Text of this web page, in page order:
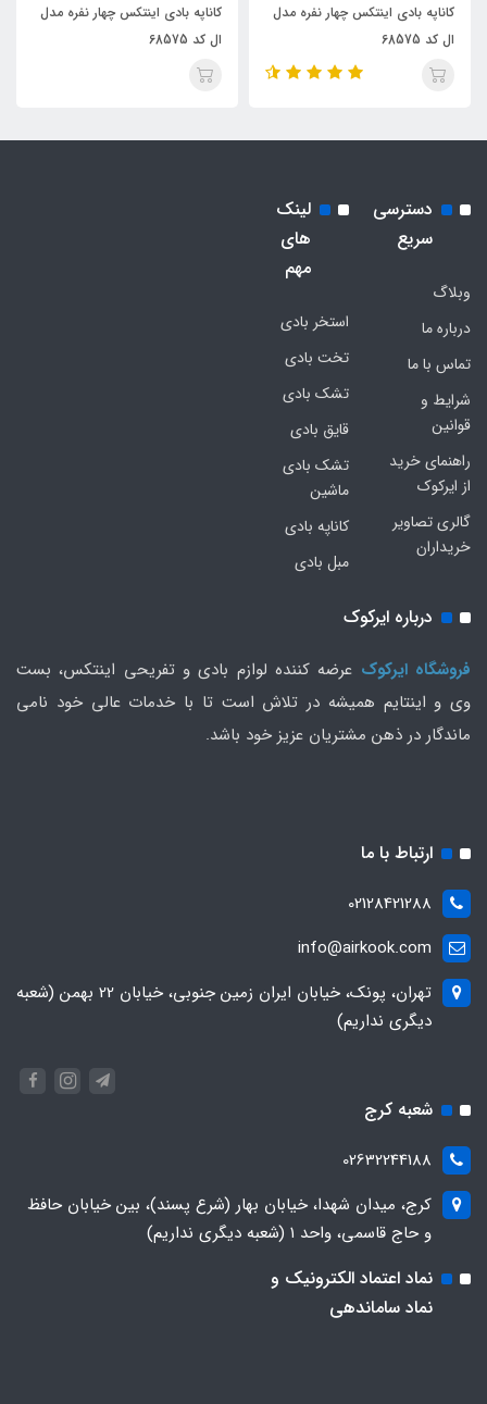
کاناپه بادی اینتکس چهار نفره مدل
ال کد 68575
کاناپه بادی اینتکس چهار نفره مدل
ال کد 68575
دسترسی
سریع
وبلاگ
درباره ما
تماس با ما
شرایط و
قوانین
راهنمای خرید
از ایرکوک
گالری تصاویر
خریداران
لینک
های
مهم
استخر بادی
تخت بادی
تشک بادی
قایق بادی
تشک بادی
ماشین
کاناپه بادی
مبل بادی
درباره ایرکوک
فروشگاه ایرکوک عرضه کننده لوازم بادی و تفریحی اینتکس، بست
وی و اینتایم همیشه در تلاش است تا با خدمات عالی خود نامی
ماندگار در ذهن مشتریان عزیز خود باشد.
ارتباط با ما
02128421288
info@airkook.com
تهران، پونک، خیابان ایران زمین جنوبی، خیابان 22 بهمن (شعبه
دیگری نداریم)
شعبه کرج
02632244188
کرج، میدان شهدا، خیابان بهار (شرع پسند)، بین خیابان حافظ
و حاج قاسمی، واحد ۱ (شعبه دیگری نداریم)
نماد اعتماد الکترونیک و
نماد ساماندهی